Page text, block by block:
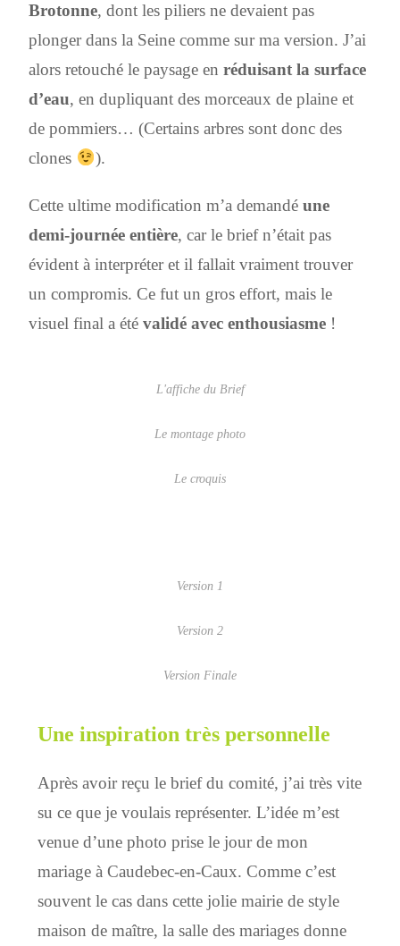
Brotonne, dont les piliers ne devaient pas
plonger dans la Seine comme sur ma version. J’ai
alors retouché le paysage enréduisant la surface
d’eau, en dupliquant des morceaux de plaine et
de pommiers… (Certains arbres sont donc des
clones
).
Cette ultime modification m’a demandéune
demi-journée entière, car le brief n’était pas
évident à interpréter et il fallait vraiment trouver
un compromis. Ce fut un gros effort, mais le
visuel final a étévalidé avec enthousiasme !
L'affiche du Brief
Le montage photo
Le croquis
Version 1
Version 2
Version Finale
Une inspiration très personnelle
Après avoir reçu le brief du comité, j’ai très vite
su ce que je voulais représenter. L’idée m’est
venue d’une photo prise le jour de mon
mariage à Caudebec-en-Caux. Comme c’est
souvent le cas dans cette jolie mairie de style
maison de maître, la salle des mariages donne